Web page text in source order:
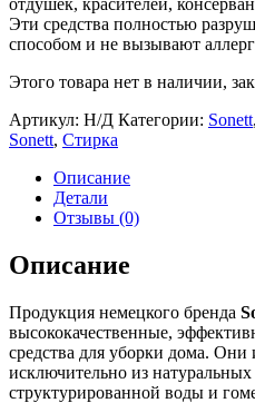
Эти средства полностью
способом и не вызывают
Этого товара нет в наличии,
Артикул: Н/Д Категории: Sonett,
Sonett, Стирка
Описание
Детали
Отзывы (0)
Описание
Продукция немецкого бренда
высококачественные,
средства для уборки дома. Они
исключительно из
структурированной воды и